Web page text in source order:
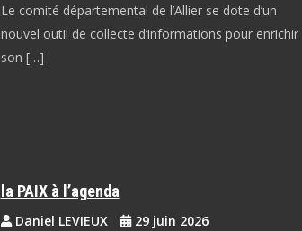
Le comité départemental de l’Allier se dote d’un
nouvel outil de collecte d’informations pour enrichir
son […]
la PAIX à l’agenda
Daniel LEVIEUX 29 juin 2026